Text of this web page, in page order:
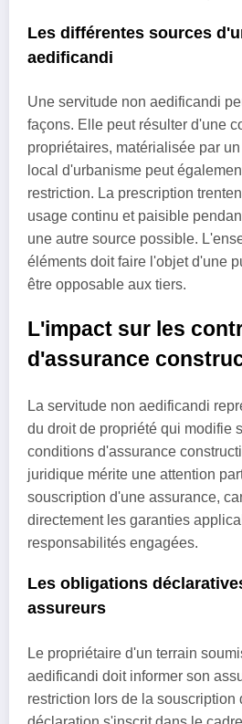
Les différentes sources
aedificandi
Une servitude non aedificandi
façons. Elle peut résulter d'une
propriétaires, matérialisée par
local d'urbanisme peut
restriction. La prescription
usage continu et paisible
une autre source possible.
éléments doit faire l'objet d'une
être opposable aux tiers.
L'impact sur les
d'assurance
La servitude non aedificandi
du droit de propriété qui modifie
conditions d'assurance
juridique mérite une attention
souscription d'une assurance,
directement les garanties
responsabilités engagées.
Les obligations
assureurs
Le propriétaire d'un terrain
aedificandi doit informer son
restriction lors de la souscription